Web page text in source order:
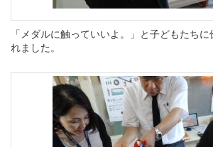
「メダルに触っていいよ。」と子どもたちに
れました。